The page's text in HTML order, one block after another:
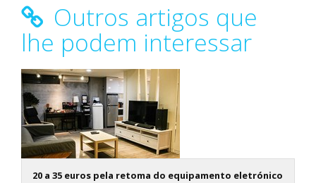
Outros artigos que
lhe podem interessar
20 a 35 euros pela retoma do equipamento eletrónico